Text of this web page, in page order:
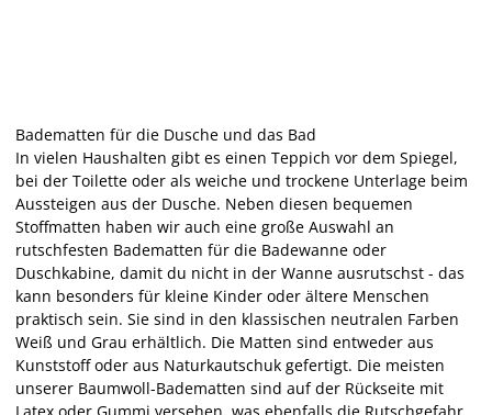
Badematten für die Dusche und das Bad
In vielen Haushalten gibt es einen Teppich vor dem Spiegel,
bei der Toilette oder als weiche und trockene Unterlage beim
Aussteigen aus der Dusche. Neben diesen bequemen
Stoffmatten haben wir auch eine große Auswahl an
rutschfesten Badematten für die Badewanne oder
Duschkabine, damit du nicht in der Wanne ausrutschst - das
kann besonders für kleine Kinder oder ältere Menschen
praktisch sein. Sie sind in den klassischen neutralen Farben
Weiß und Grau erhältlich. Die Matten sind entweder aus
Kunststoff oder aus Naturkautschuk gefertigt. Die meisten
unserer Baumwoll-Badematten sind auf der Rückseite mit
Latex oder Gummi versehen, was ebenfalls die Rutschgefahr